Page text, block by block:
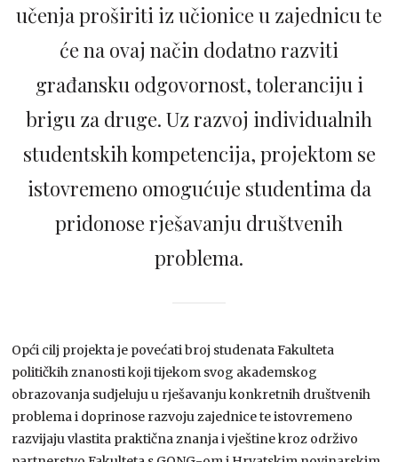
učenja proširiti iz učionice u zajednicu te
će na ovaj način dodatno razviti
građansku odgovornost, toleranciju i
brigu za druge. Uz razvoj individualnih
studentskih kompetencija, projektom se
istovremeno omogućuje studentima da
pridonose rješavanju društvenih
problema.
Opći cilj projekta je povećati broj studenata Fakulteta
političkih znanosti koji tijekom svog akademskog
obrazovanja sudjeluju u rješavanju konkretnih društvenih
problema i doprinose razvoju zajednice te istovremeno
razvijaju vlastita praktična znanja i vještine kroz održivo